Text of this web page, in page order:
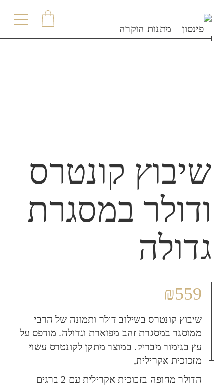
תפריט
שיבוץ קונטרס
ודולר במסגרת
גדולה
₪559
שיבוץ קונטרס בשילוב דולר ותמונה של הרבי
ממוסגר במסגרת זהב מפוארת וגדולה. מודפס על
עץ בגימור מבריק. במוצר מתקן לקונטרס עשוי
מזכוכית אקרילית,
הדולר מחופה בזכוכית אקרילית עם 2 ברגים